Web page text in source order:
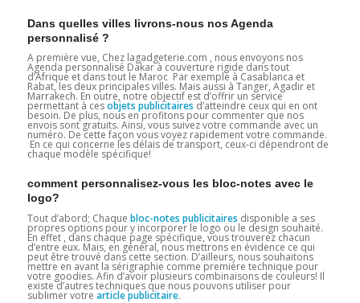
Dans quelles villes livrons-nous nos Agenda
personnalisé ?
A première vue, Chez lagadgeterie.com , nous envoyons nos
Agenda personnalisé Dakar à couverture rigide dans tout
d’Afrique et dans tout le Maroc Par exemple à Casablanca et
Rabat, les deux principales villes. Mais aussi à Tanger, Agadir et
Marrakech. En outre, notre objectif est d’offrir un service
permettant à cesobjets publicitaires d’atteindre ceux qui en ont
besoin. De plus, nous en profitons pour commenter que nos
envois sont gratuits. Ainsi, vous suivez votre commande avec un
numéro. De cette façon vous voyez rapidement votre commande.
En ce qui concerne les délais de transport, ceux-ci dépendront de
chaque modèle spécifique!
comment personnalisez-vous les bloc-notes avec le
logo?
Tout d’abord; Chaque bloc-notes publicitaires disponible a ses
propres options pour y incorporer le logo ou le design souhaité.
En effet , dans chaque page spécifique, vous trouverez chacun
d’entre eux. Mais, en général, nous mettrons en évidence ce qui
peut être trouvé dans cette section. D’ailleurs, nous souhaitons
mettre en avant la sérigraphie comme première technique pour
votre goodies. Afin d’avoir plusieurs combinaisons de couleurs! Il
existe d’autres techniques que nous pouvons utiliser pour
sublimer votre article publicitaire.